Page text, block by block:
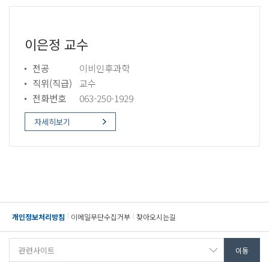
이은정 교수
전공
이비인후과학
직위(직급)
교수
전화번호
063-250-1929
자세히보기
개인정보처리방침 이메일무단수집거부 찾아오시는길